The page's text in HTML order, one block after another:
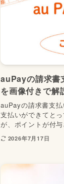
auPayの請求書
を画像付きで解
auPayの請求書支
支払いができてと
が、ポイントが付
2026年7月17日